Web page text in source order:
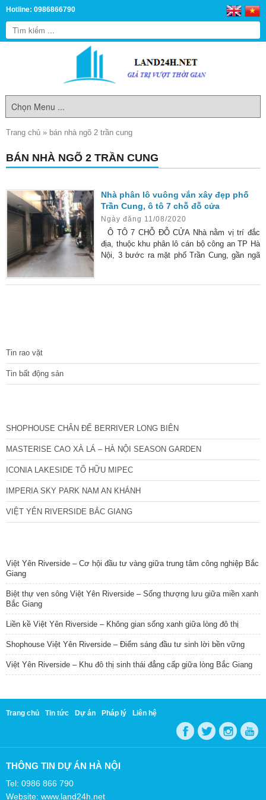
Hotline: 0986866790
Trang chủ » bán nhà ngõ 2 trần cung
BÁN NHÀ NGÕ 2 TRẦN CUNG
Nhà phân lô vuông vắn xây đẹp phố
Trần Cung, ô tô 7 chỗ đỗ cửa
Ngày đăng 11/08/2020
Ô TÔ 7 CHỖ ĐỖ CỬA Nhà nằm vị trí đắc
địa, thuộc khu phân lô cán bộ công an TP Hà
Nội, 3 bước ra mặt phố Trần Cung, gần ngã
Tin rao vặt
Tin bất động sản
SHOPHOUSE CHÂN ĐẾ BERRIVER LONG BIÊN
MASTERISE CAO XÀ LÁ – HÀ NỘI SEASON GARDEN
ICONIA LAKESIDE TỐ HỮU MIPEC
IMPERIA SKY PARK NAM AN KHÁNH
VIỆT YÊN RIVERSIDE BẮC GIANG
Việt Yên Riverside – Cơ hội đầu tư vàng giữa trung tâm công nghiệp Bắc
Giang
Biệt thự ven sông Việt Yên Riverside – Sống thượng lưu giữa miền xanh
Bắc Giang
Liền kề Việt Yên Riverside – Không gian sống xanh giữa lòng đô thị
Shophouse Việt Yên Riverside – Điểm sáng đầu tư sinh lời bền vững
Việt Yên Riverside – Khu đô thị sinh thái đẳng cấp giữa lòng Bắc Giang
Trang chủ Tin tức Dự án Pháp lý Liên hệ
THÔNG TIN DỰ ÁN HÀ NỘI
Tel: 0986 866 790
Website: www.land24h.net